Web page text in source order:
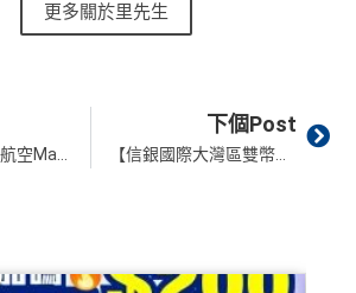
更多關於里先生
【信銀國際香港航空Mastercard®卡】經里先生申請額外送$600現金券！迎新高達104,000 FWC積分(可兌換4張沖繩/上海經濟艙來回機票)！海外、網購$4/FWC積分、本地簽賬$6/FWC 積分
下個Post
【信銀國際大灣區雙幣信用卡】銀聯雲閃付或人民幣簽賬高達10%回贈+迎新首3個月外幣簽賬10%現金回贈+經里先生成功申請額外HK$600現金券！